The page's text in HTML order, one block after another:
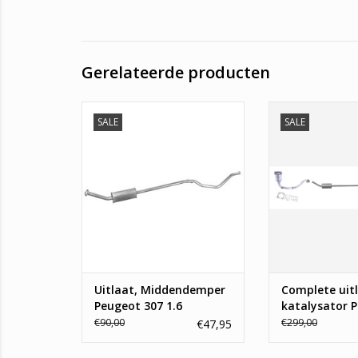
Gerelateerde producten
SALE
Uitlaat, Middendemper
Peugeot 307 1.6
€90,00 €47,95
SALEComplete
TOEVOEGEN AAN
Complete
katalysator
307 1.6
€299,00